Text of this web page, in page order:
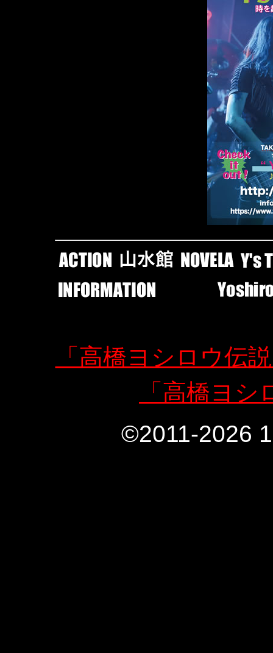
「高橋ヨシロウ伝
「高橋ヨ
©2011-2026